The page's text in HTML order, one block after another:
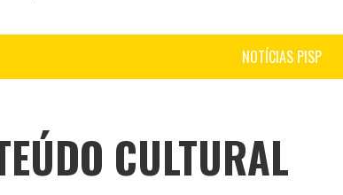
NOTÍCIAS PISP
CULTURAL